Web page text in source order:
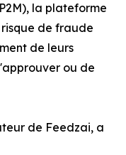
la plateforme
de fraude
de leurs
ou de
de Feedzai, a